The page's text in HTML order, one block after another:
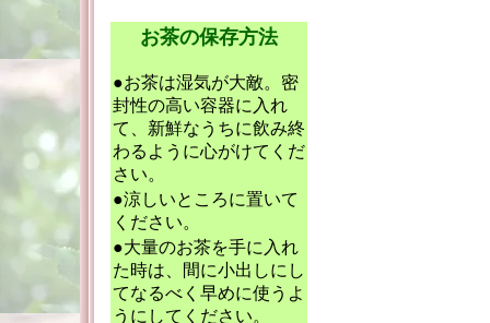
お茶の保存方法
●お茶は湿気が大敵。密
封性の高い容器に入れ
て、新鮮なうちに飲み終
わるように心がけてくだ
さい。
●涼しいところに置いて
ください。
●大量のお茶を手に入れ
た時は、間に小出しにし
てなるべく早めに使うよ
うにしてください。